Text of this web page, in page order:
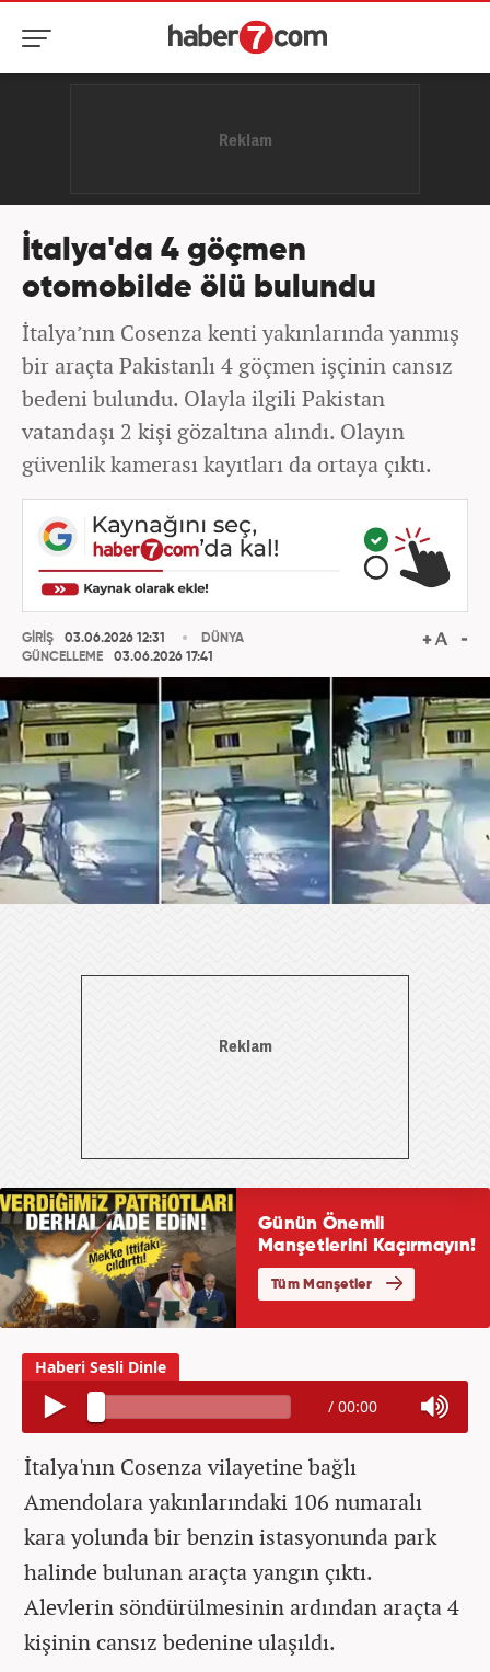
İtalya'da 4 göçmen
otomobilde ölü bulundu
İtalya’nın Cosenza kenti yakınlarında yanmış
bir araçta Pakistanlı 4 göçmen işçinin cansız
bedeni bulundu. Olayla ilgili Pakistan
vatandaşı 2 kişi gözaltına alındı. Olayın
güvenlik kamerası kayıtları da ortaya çıktı.
GİRİŞ
03.06.2026 12:31
GÜNCELLEME
03.06.2026 17:41
DÜNYA
/ 00:00
İtalya'nın Cosenza vilayetine bağlı
Amendolara yakınlarındaki 106 numaralı
kara yolunda bir benzin istasyonunda park
halinde bulunan araçta yangın çıktı.
Alevlerin söndürülmesinin ardından araçta 4
kişinin cansız bedenine ulaşıldı.